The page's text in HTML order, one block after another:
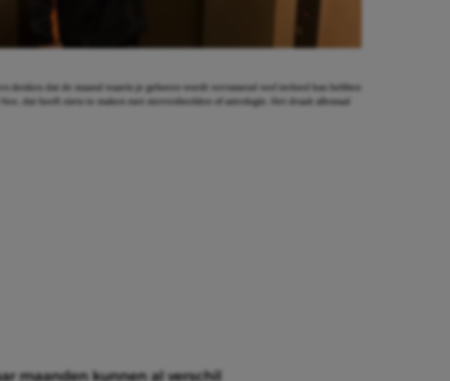
denken dat de maand waarin je geboren wordt verrassend veel invloed kan hebben
dat heeft niets te maken met sterrenbeelden of astrologie. Het draait allemaal
maanden kunnen al verschil